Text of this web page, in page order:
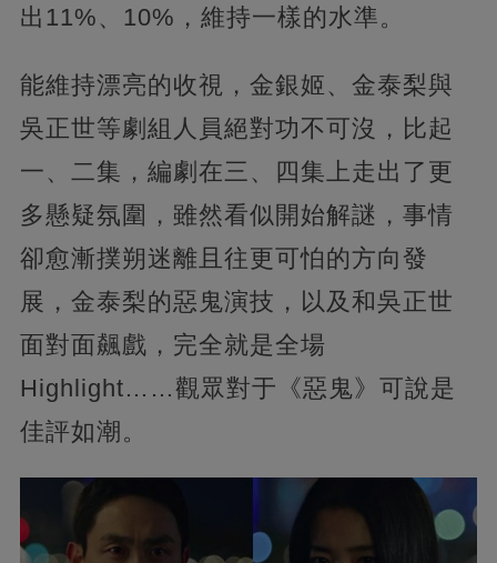
出11%、10%，維持一樣的水準。
能維持漂亮的收視，金銀姬、金泰梨與
吳正世等劇組人員絕對功不可沒，比起
一、二集，編劇在三、四集上走出了更
多懸疑氛圍，雖然看似開始解謎，事情
卻愈漸撲朔迷離且往更可怕的方向發
展，金泰梨的惡鬼演技，以及和吳正世
面對面飆戲，完全就是全場
Highlight……觀眾對于《惡鬼》可說是
佳評如潮。